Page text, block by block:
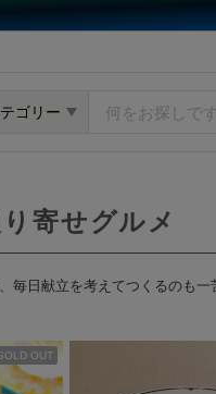
ゴリー
寄せグルメ
毎日献立を考えてつくるのも
OUT